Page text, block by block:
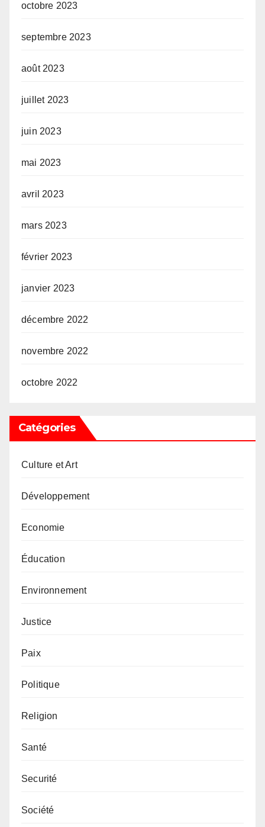
octobre 2023
septembre 2023
août 2023
juillet 2023
juin 2023
mai 2023
avril 2023
mars 2023
février 2023
janvier 2023
décembre 2022
novembre 2022
octobre 2022
Catégories
Culture et Art
Développement
Economie
Éducation
Environnement
Justice
Paix
Politique
Religion
Santé
Securité
Société